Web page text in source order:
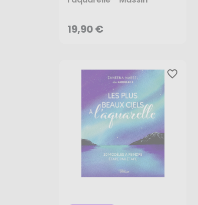
19,90 €AJOUTER AU PANIER
favorite_border